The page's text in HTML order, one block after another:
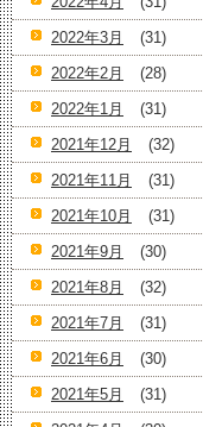
2022年3月
(31)
2022年2月
(28)
2022年1月
(31)
2021年12月
(32)
2021年11月
(31)
2021年10月
(31)
2021年9月
(30)
2021年8月
(32)
2021年7月
(31)
2021年6月
(30)
2021年5月
(31)